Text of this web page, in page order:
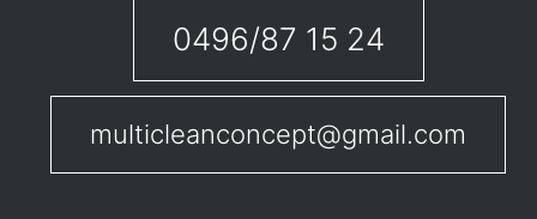
0496/87 15 24
multicleanconcept@gmail.com